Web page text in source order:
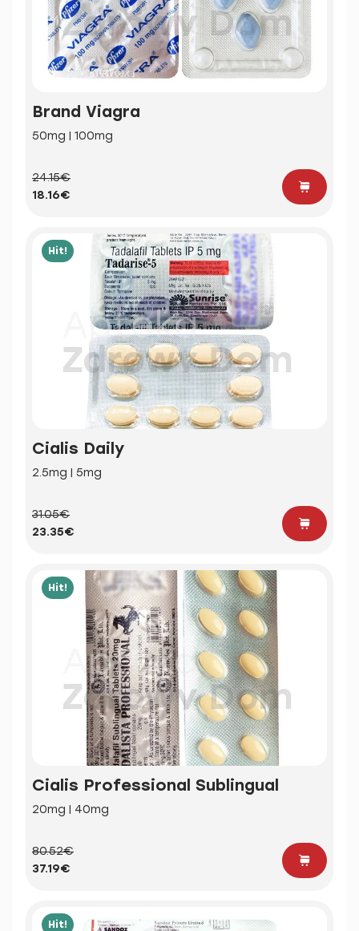
Brand Viagra
50mg | 100mg
24.15€
18.16€
Hit!
Cialis Daily
2.5mg | 5mg
31.05€
23.35€
Hit!
Cialis Professional Sublingual
20mg | 40mg
80.52€
37.19€
Hit!